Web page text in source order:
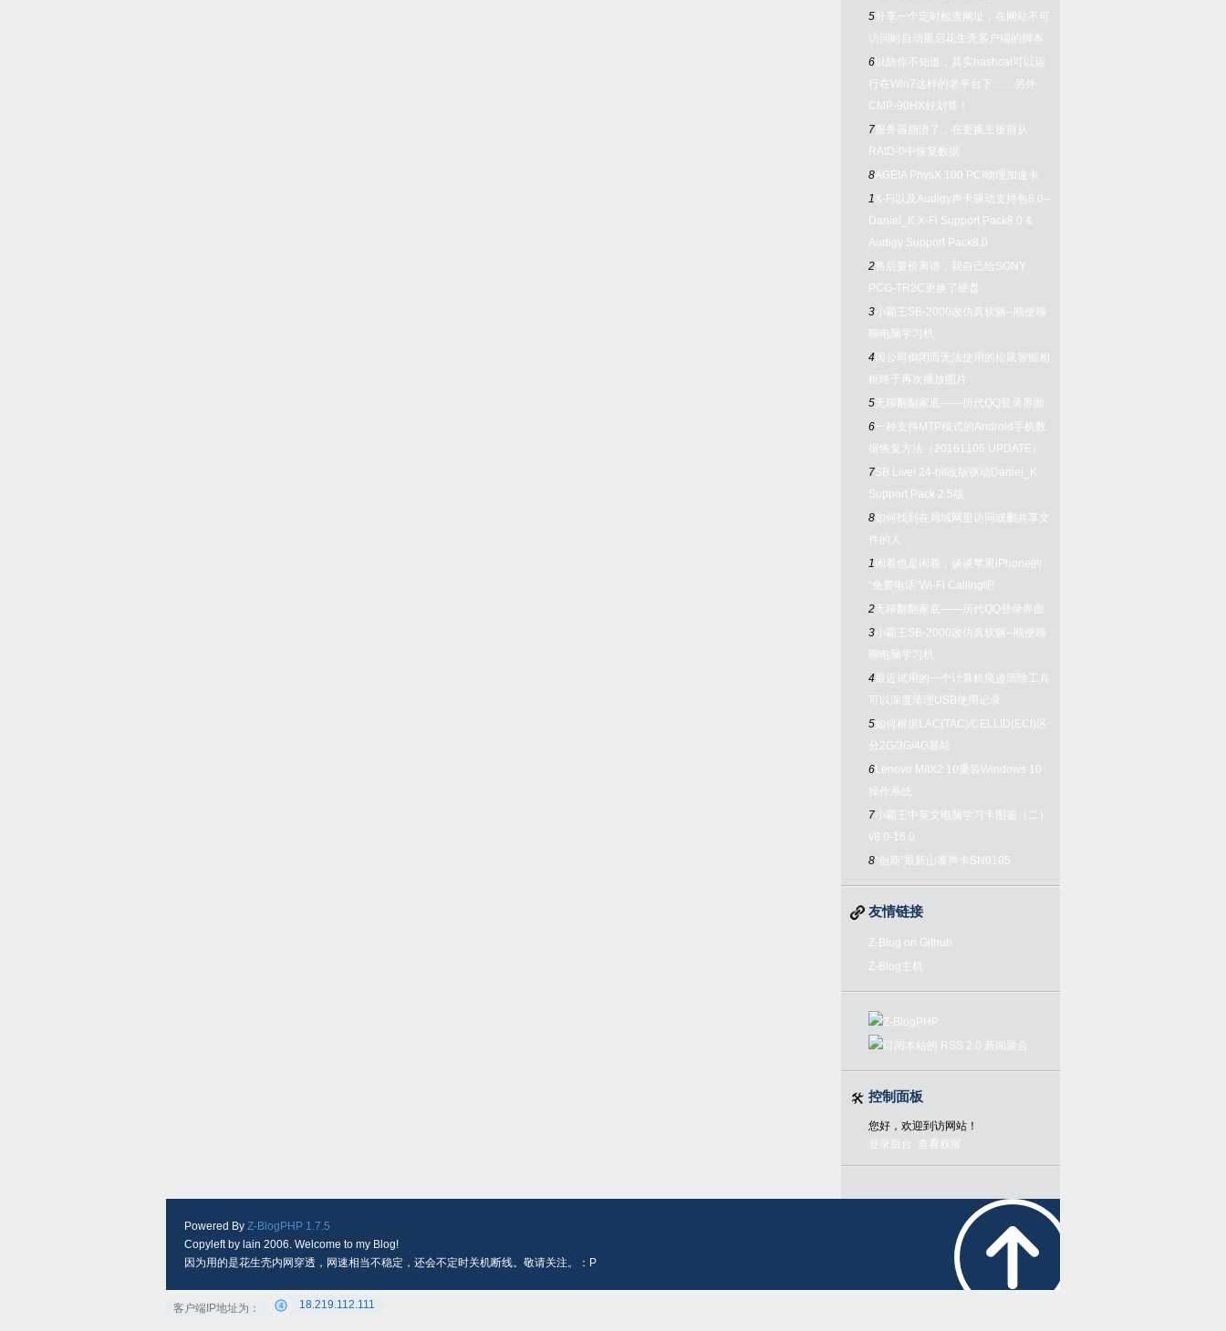
5分享一个定时检查网址，在网站不可
访问时自动重启花生壳客户端的脚本
6 以防你不知道，其实hashcat可以运
行在Win7这样的老平台下……另外
CMP-90HX好划算！
7 服务器崩溃了，在更换主板前从
RAID-0中恢复数据
8AGEIA PhysX 100 PCI物理加速卡
1X-Fi以及Audigy声卡驱动支持包8.0--
Daniel_K X-Fi Support Pack8.0 &
Audigy Support Pack8.0
2售后要价离谱，我自己给SONY
PCG-TR2C更换了硬盘
3小霸王SB-2000改仿真软驱--顺便聊
聊电脑学习机
4 因公司倒闭而无法使用的松鼠智能相
框终于再次播放图片
5无聊翻翻家底——历代QQ登录界面
6一种支持MTP模式的Android手机数
据恢复方法（20161105 UPDATE）
7SB Live! 24-bit改版驱动Daniel_K
Support Pack 2.5版
8如何找到在局域网里访问或删共享文
件的人
1 闲着也是闲着，谈谈苹果iPhone的
“免费电话”Wi-Fi Calling吧
2无聊翻翻家底——历代QQ登录界面
3小霸王SB-2000改仿真软驱--顺便聊
聊电脑学习机
4 最近试用的一个计算机痕迹清除工具
可以深度清理USB使用记录
5如何根据LAC(TAC)/CELLID(ECI)区
分2G/3G/4G基站
6Lenovo MIIX2 10重装Windows 10
操作系统
7小霸王中英文电脑学习卡图鉴（二）
v8.0-16.0
8 “创新”最新山寨声卡SN0105
友情链接
Z-Blog on Github
Z-Blog主机
控制面板
您好，欢迎到访网站！
登录后台
查看权限
Powered By Z-BlogPHP 1.7.5
Copyleft by lain 2006. Welcome to my Blog!
因为用的是花生壳内网穿透，网速相当不稳定，还会不定时关机断线。敬请关注。：P
客户端IP地址为： 4 18.219.112.111